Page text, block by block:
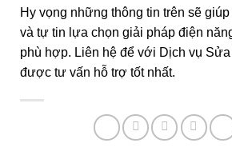
Hy vọng những thông tin trên sẽ
và tự tin lựa chọn giải pháp điện
phù hợp. Liên hệ để với Dịch vụ
được tư vấn hỗ trợ tốt nhất.